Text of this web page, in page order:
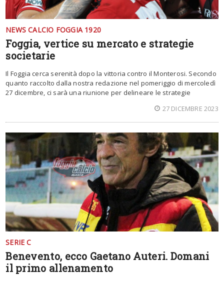
NEWS CALCIO FOGGIA 1920
Foggia, vertice su mercato e strategie
societarie
Il Foggia cerca serenità dopo la vittoria contro il Monterosi. Secondo
quanto raccolto dalla nostra redazione nel pomeriggio di mercoledì
27 dicembre, ci sarà una riunione per delineare le strategie
27 DICEMBRE 2023
SERIE C
Benevento, ecco Gaetano Auteri. Domani
il primo allenamento